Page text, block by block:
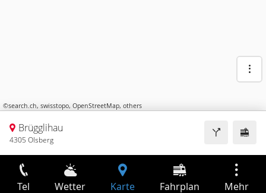
©search.ch, swisstopo, OpenStreetMap, others
Brügglihau
4305 Olsberg
Tel Wetter Karte Fahrplan Mehr